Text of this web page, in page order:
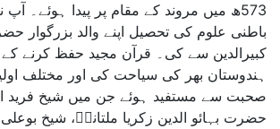
573ھ میں مروند کے مقام پر پیدا ہوئے۔
باطنی علوم کی تحصیل اپنے والد بزرگوار
کبیرالدین سے کی۔ قرآن مجید حفظ کرنے کے
ہندوستان بھر کی سیاحت کی اور مختلف
صحبت سے مستفید ہوئے جن میں شیخ فرید
حضرت بہائو الدین زکریا ملتانیؒ، شیخ